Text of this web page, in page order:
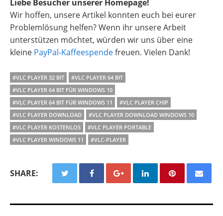
Liebe Besucher unserer Homepage!
Wir hoffen, unsere Artikel konnten euch bei eurer
Problemlösung helfen? Wenn ihr unsere Arbeit
unterstützen möchtet, würden wir uns über eine
kleine PayPal-Kaffeespendefreuen. Vielen Dank!
#VLC PLAYER 32 BIT
#VLC PLAYER 64 BIT
#VLC PLAYER 64 BIT FÜR WINDOWS 10
#VLC PLAYER 64 BIT FÜR WINDOWS 11
#VLC PLAYER CHIP
#VLC PLAYER DOWNLOAD
#VLC PLAYER DOWNLOAD WINDOWS 10
#VLC PLAYER KOSTENLOS
#VLC PLAYER PORTABLE
#VLC PLAYER WINDOWS 11
#VLC-PLAYER
SHARE: